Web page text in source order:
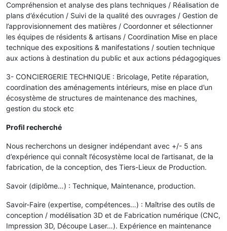
Compréhension et analyse des plans techniques / Réalisation de
plans d’éxécution / Suivi de la qualité des ouvrages / Gestion de
l’approvisionnement des matières / Coordonner et sélectionner
les équipes de résidents & artisans / Coordination Mise en place
technique des expositions & manifestations / soutien technique
aux actions à destination du public et aux actions pédagogiques
3- CONCIERGERIE TECHNIQUE : Bricolage, Petite réparation,
coordination des aménagements intérieurs, mise en place d’un
écosystème de structures de maintenance des machines,
gestion du stock etc
Profil recherché
Nous recherchons un designer indépendant avec +/- 5 ans
d’expérience qui connaît l’écosystème local de l’artisanat, de la
fabrication, de la conception, des Tiers-Lieux de Production.
Savoir (diplôme…) : Technique, Maintenance, production.
Savoir-Faire (expertise, compétences…) : Maîtrise des outils de
conception / modélisation 3D et de Fabrication numérique (CNC,
Impression 3D, Découpe Laser…). Expérience en maintenance